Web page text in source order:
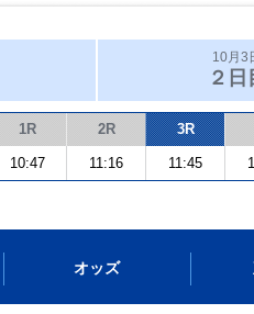
10月3
２日
1R 2R 3R
10:47 11:16 11:45
オッズ